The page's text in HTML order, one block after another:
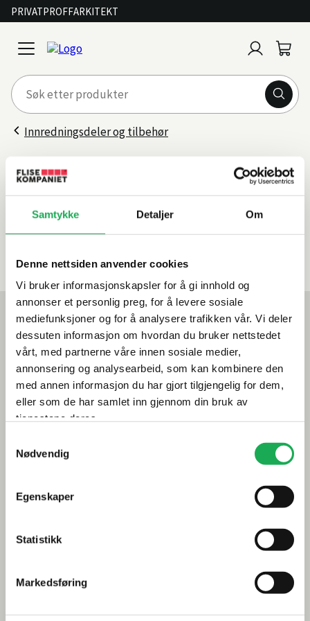
Samtykke Detaljer Om
Denne nettsiden anvender cookies
Vi bruker informasjonskapsler for å gi innhold og
annonser et personlig preg, for å levere sosiale
mediefunksjoner og for å analysere trafikken vår. Vi deler
dessuten informasjon om hvordan du bruker nettstedet
vårt, med partnerne våre innen sosiale medier,
annonsering og analysearbeid, som kan kombinere den
med annen informasjon du har gjort tilgjengelig for dem,
eller som de har samlet inn gjennom din bruk av
tjenestene deres.
Nødvendig
Egenskaper
Statistikk
Markedsføring
PRIVATPROFFARKITEKT
open
menu
inn
Innredningsdeler og tilbehør
Høyttalersystem
Filter
Sorter
etter
0 produkter
Mest lest akkurat nå
Årets flis hos Flisekompaniet
Klikkvinyl - Gulvet som tåler alt
Tips og råd
Dette må du tenke på når du innreder badet
Smarte tips for riktig valg av dusj
Inspirasjon